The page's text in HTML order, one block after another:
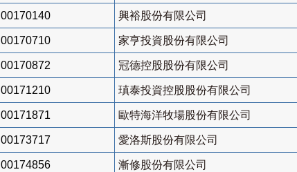
00170140 興裕股份有限公司
00170710 家亨投資股份有限公司
00170872 冠德控股股份有限公司
00171210 瑱泰投資控股股份有限公司
00171871 歐特海洋牧場股份有限公司
00173717 愛洛斯股份有限公司
00174856 漸修股份有限公司